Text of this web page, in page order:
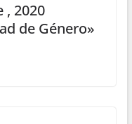
, 2020
de Género»